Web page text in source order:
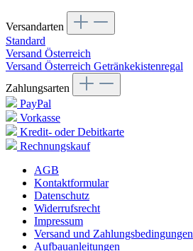
Versandarten
Standard
Versand Österreich
Versand Österreich Getränkekistenregal
Zahlungsarten
PayPal
Vorkasse
Kredit- oder Debitkarte
Rechnungskauf
AGB
Kontaktformular
Datenschutz
Widerrufsrecht
Impressum
Versand und Zahlungsbedingungen
Aufbauanleitungen